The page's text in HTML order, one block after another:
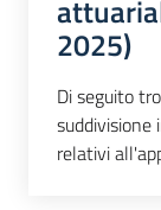
2025)
Di seguito
suddivisione
relativi